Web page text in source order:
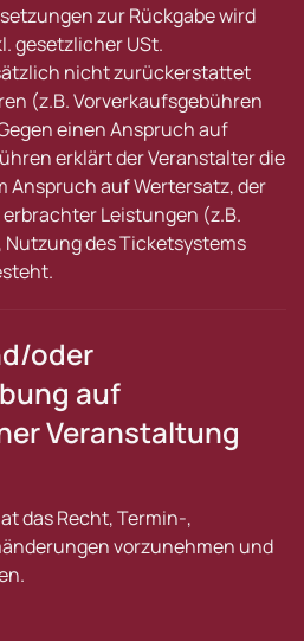
zur Rückgabe wird
gesetzlicher USt.
nicht zurückerstattet
(z.B. Vorverkaufsgebühren
einen Anspruch auf
erklärt der Veranstalter die
Anspruch auf Wertersatz, der
Leistungen (z.B.
des Ticketsystems
oder
auf
Veranstaltung
das Recht, Termin-,
vorzunehmen und